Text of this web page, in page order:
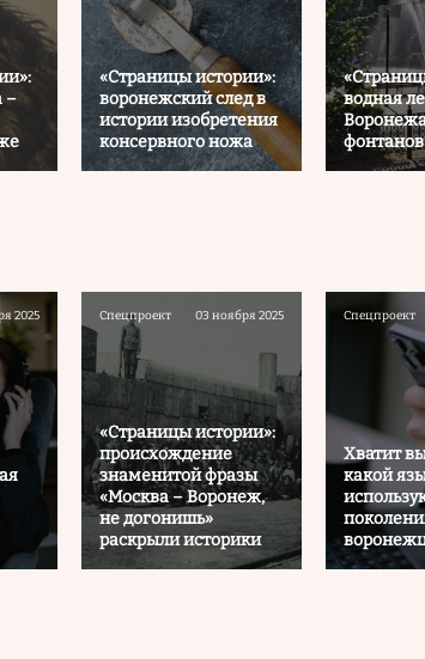
–
«Страницы истории»:
воронежский след в
истории изобретения
консервного ножа
водная
фонтанов
2025 Спецпроект 03 ноября 2025
«Страницы истории»:
происхождение
знаменитой фразы
«Москва – Воронеж,
не догонишь»
раскрыли историки
Спецпроект
Хватит
какой